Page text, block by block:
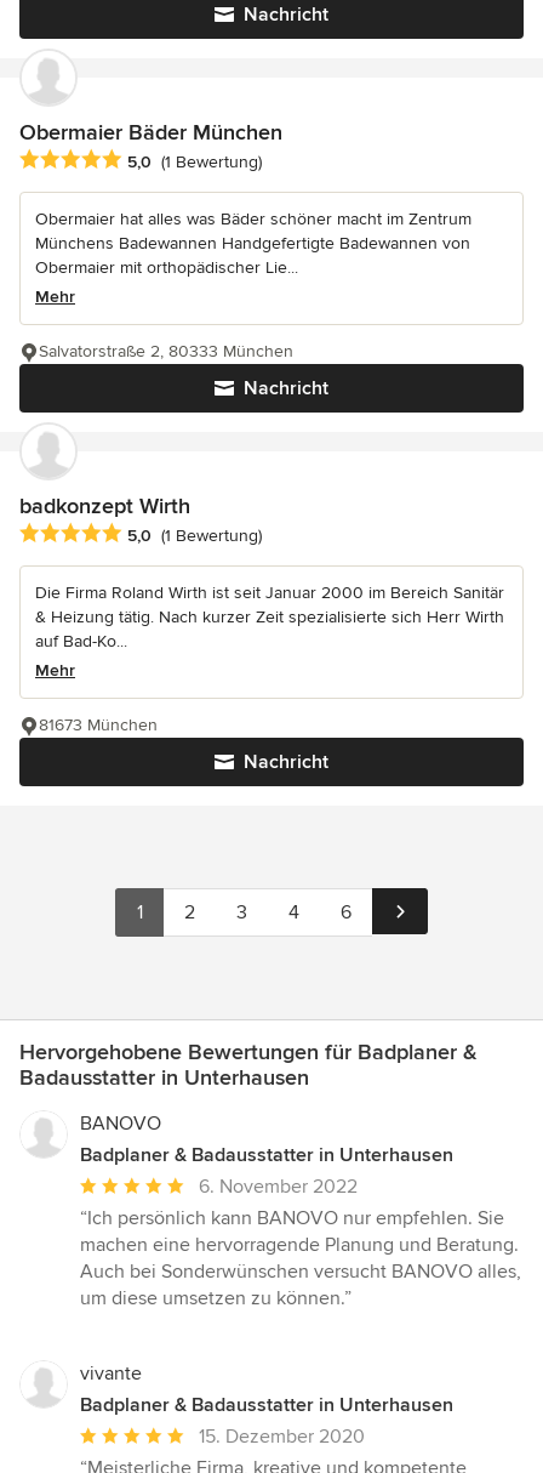
Nachricht
Obermaier Bäder München
Durchschnittliche Bewertung: 5 von 5 Sternen
5,0 (1 Bewertung)
Obermaier hat alles was Bäder schöner macht im Zentrum
Münchens Badewannen Handgefertigte Badewannen von
Obermaier mit orthopädischer Lie...
Mehr
Nachricht
Salvatorstraße 2, 80333 München
badkonzept Wirth
Durchschnittliche Bewertung: 5 von 5 Sternen
5,0 (1 Bewertung)
Die Firma Roland Wirth ist seit Januar 2000 im Bereich Sanitär
& Heizung tätig. Nach kurzer Zeit spezialisierte sich Herr Wirth
auf Bad-Ko...
Mehr
Nachricht
81673 München
1 2 3 4 6
Hervorgehobene Bewertungen für Badplaner &
Badausstatter in Unterhausen
BANOVO
Badplaner & Badausstatter in Unterhausen
Durchschnittliche
Bewertung:
5
von
5
6. November 2022
“Ich persönlich kann BANOVO nur empfehlen. Sie
machen eine hervorragende Planung und Beratung.
Auch bei Sonderwünschen versucht BANOVO alles,
um diese umsetzen zu können.”
vivante
Badplaner & Badausstatter in Unterhausen
Durchschnittliche
Bewertung:
15. Dezember 2020